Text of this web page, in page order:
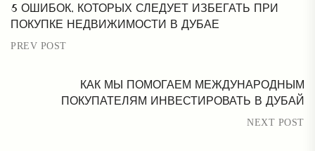
5 ОШИБОК, КОТОРЫХ СЛЕДУЕТ ИЗБЕГАТЬ ПРИ
ПОКУПКЕ НЕДВИЖИМОСТИ В ДУБАЕ
PREV POST
КАК МЫ ПОМОГАЕМ МЕЖДУНАРОДНЫМ
ПОКУПАТЕЛЯМ ИНВЕСТИРОВАТЬ В ДУБАЙ
NEXT POST